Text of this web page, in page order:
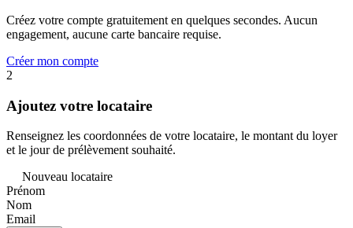
Créez votre compte gratuitement en quelques secondes. Aucun
engagement, aucune carte bancaire requise.
Créer mon compte
2
Ajoutez votre locataire
Renseignez les coordonnées de votre locataire, le montant du loyer
et le jour de prélèvement souhaité.
Nouveau locataire
Prénom
Nom
Email